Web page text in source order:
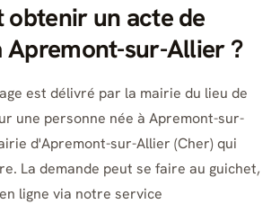
obtenir un acte de
Apremont-sur-Allier ?
est délivré par la mairie du lieu de
une personne née à Apremont-sur-
d'Apremont-sur-Allier (Cher) qui
La demande peut se faire au guichet,
ligne via notre service